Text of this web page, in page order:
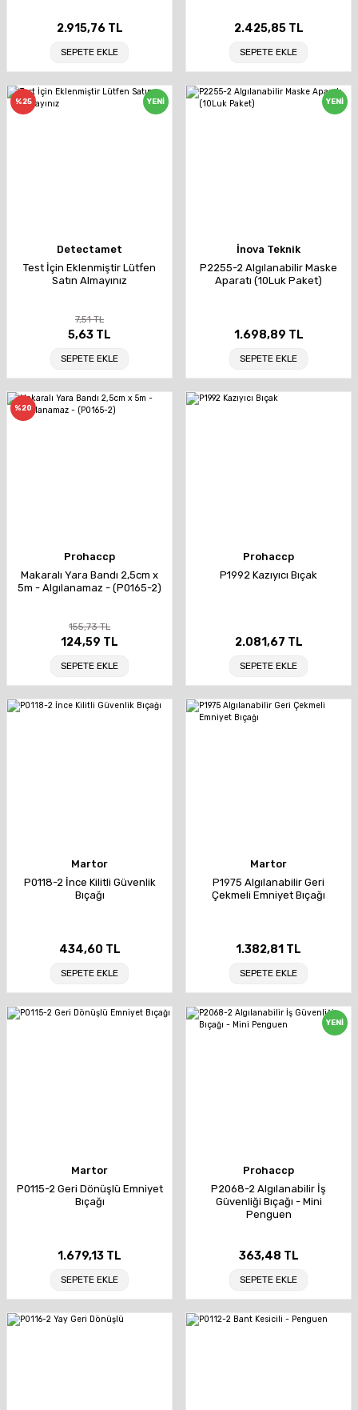
2.915,76 TL
SEPETE EKLE
2.425,85 TL
SEPETE EKLE
Detectamet
Test İçin Eklenmiştir Lütfen
Satın Almayınız
7,51 TL
5,63 TL
SEPETE EKLE
%25 YENİ
İnova Teknik
P2255-2 Algılanabilir Maske
Aparatı (10Luk Paket)
1.698,89 TL
SEPETE EKLE
YENİ
Prohaccp
Makaralı Yara Bandı 2,5cm x
5m - Algılanamaz - (P0165-2)
155,73 TL
124,59 TL
SEPETE EKLE
%20
Prohaccp
P1992 Kazıyıcı Bıçak
2.081,67 TL
SEPETE EKLE
Martor
P0118-2 İnce Kilitli Güvenlik
Bıçağı
434,60 TL
SEPETE EKLE
Martor
P1975 Algılanabilir Geri
Çekmeli Emniyet Bıçağı
1.382,81 TL
SEPETE EKLE
Martor
P0115-2 Geri Dönüşlü Emniyet
Bıçağı
1.679,13 TL
SEPETE EKLE
Prohaccp
P2068-2 Algılanabilir İş
Güvenliği Bıçağı - Mini
Penguen
363,48 TL
SEPETE EKLE
YENİ